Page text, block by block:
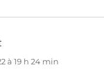
à 19 h 24 min